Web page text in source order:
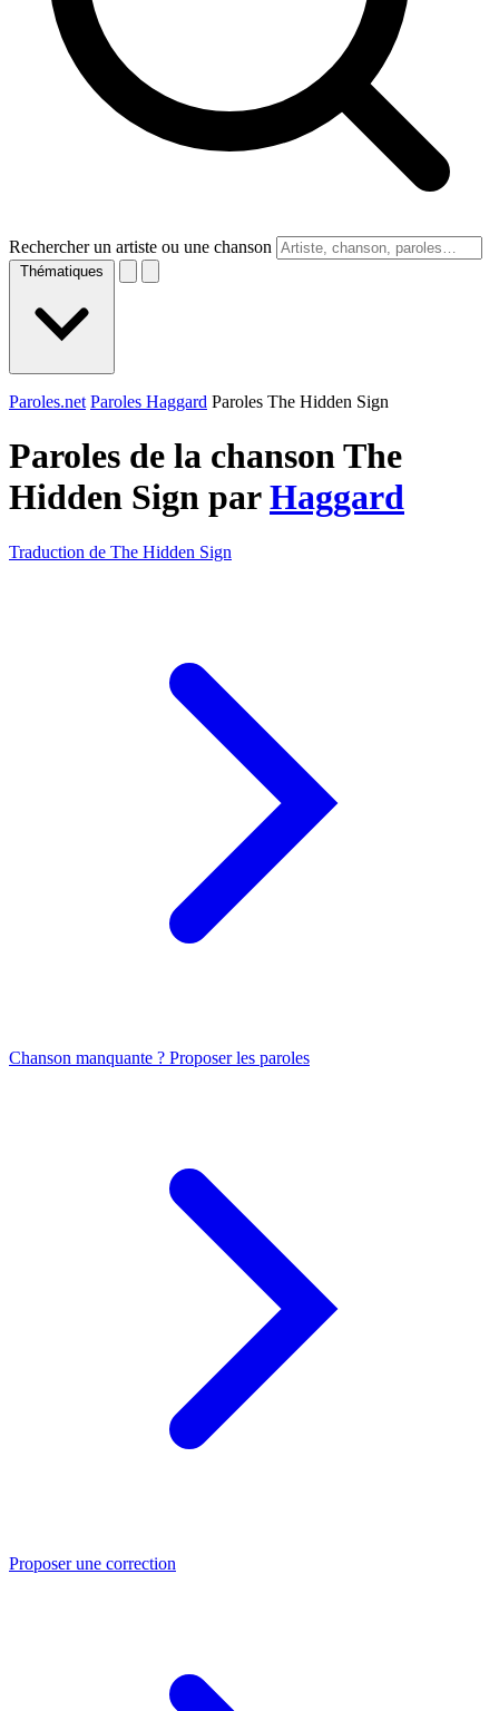
Rechercher un artiste ou une chanson
Thématiques
Paroles.net Paroles Haggard Paroles The Hidden Sign
Paroles de la chanson The
Hidden Sign parHaggard
Traduction de The Hidden Sign
Chanson manquante ? Proposer les paroles
Proposer une correction